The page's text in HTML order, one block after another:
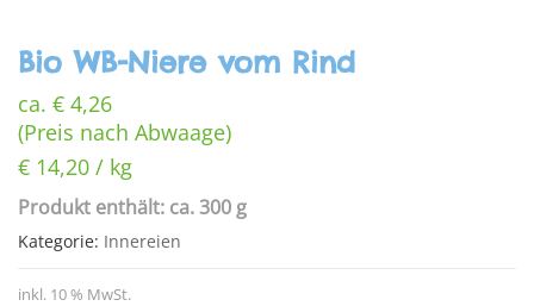
Bio WB-Niere vom Rind
ca. € 4,26
(Preis nach Abwaage)
€ 14,20 / kg
Produkt enthält: ca. 300 g
Kategorie: Innereien
inkl. 10 % MwSt.